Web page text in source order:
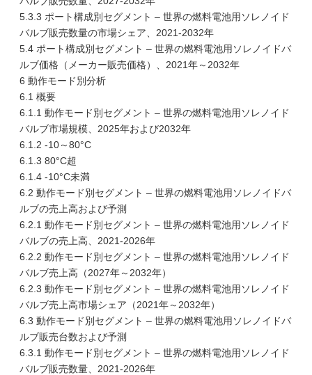
5.3.3 ポート構成別セグメント – 世界の燃料電池用ソレノイド
バルブ販売数量の市場シェア、2021-2032年
5.4 ポート構成別セグメント – 世界の燃料電池用ソレノイドバ
ルブ価格（メーカー販売価格）、2021年～2032年
6 動作モード別分析
6.1 概要
6.1.1 動作モード別セグメント – 世界の燃料電池用ソレノイド
バルブ市場規模、2025年および2032年
6.1.2 -10～80°C
6.1.3 80°C超
6.1.4 -10°C未満
6.2 動作モード別セグメント – 世界の燃料電池用ソレノイドバ
ルブの売上高および予測
6.2.1 動作モード別セグメント – 世界の燃料電池用ソレノイド
バルブの売上高、2021-2026年
6.2.2 動作モード別セグメント – 世界の燃料電池用ソレノイド
バルブ売上高（2027年～2032年）
6.2.3 動作モード別セグメント – 世界の燃料電池用ソレノイド
バルブ売上高市場シェア（2021年～2032年）
6.3 動作モード別セグメント – 世界の燃料電池用ソレノイドバ
ルブ販売台数および予測
6.3.1 動作モード別セグメント – 世界の燃料電池用ソレノイド
バルブ販売数量、2021-2026年